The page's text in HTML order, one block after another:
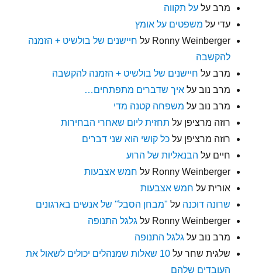
מרב עלעל תקווה
עדי על משפטים על אומץ
Ronny Weinberger על חיישנים של בולשיט + הזמנה
להקשבה
מרב על חיישנים של בולשיט + הזמנה להקשבה
מרב נוב עלאיך שדברים מתפתחים…
מרב נוב על משפחה קטנה מדי
רוזה מרציפן על תחזית ליום שאחרי הבחירות
רוזה מרציפן עלכל קושי הוא שני דברים
חיים על הבנאליות של הרוע
Ronny Weinberger על חמש אצבעות
אורית על חמש אצבעות
שרונה דוכנה על "מבחן הסבל" של אנשים בארגונים
Ronny Weinberger על גלגל התנופה
מרב נוב על גלגל התנופה
שלגית שחר על
10 שאלות שמנהלים יכולים לשאול את
העובדים שלהם